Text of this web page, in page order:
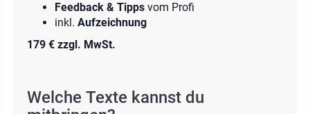
Feedback & Tipps vom Profi
inkl. Aufzeichnung
179 € zzgl. MwSt.
Welche Texte kannst du